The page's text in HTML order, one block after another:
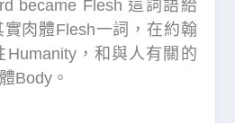
became Flesh 這詞語給
肉體Flesh一詞，在約翰
，和與人有關的
Body。